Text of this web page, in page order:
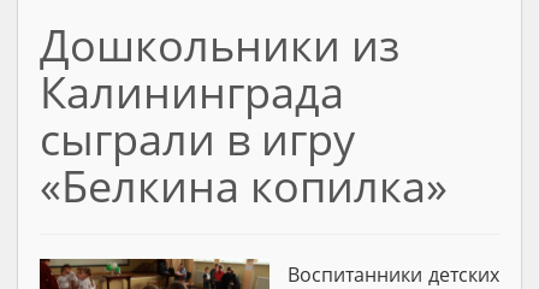
Дошкольники из
Калининграда
сыграли в игру
«Белкина копилка»
Воспитанники детских